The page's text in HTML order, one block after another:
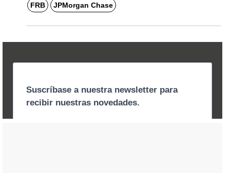
FRB JPMorgan Chase